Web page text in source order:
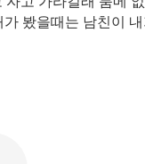
봤을때는 남친이